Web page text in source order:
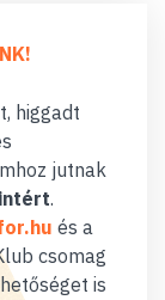
higgadt
jutnak
.
és a
csomag
is